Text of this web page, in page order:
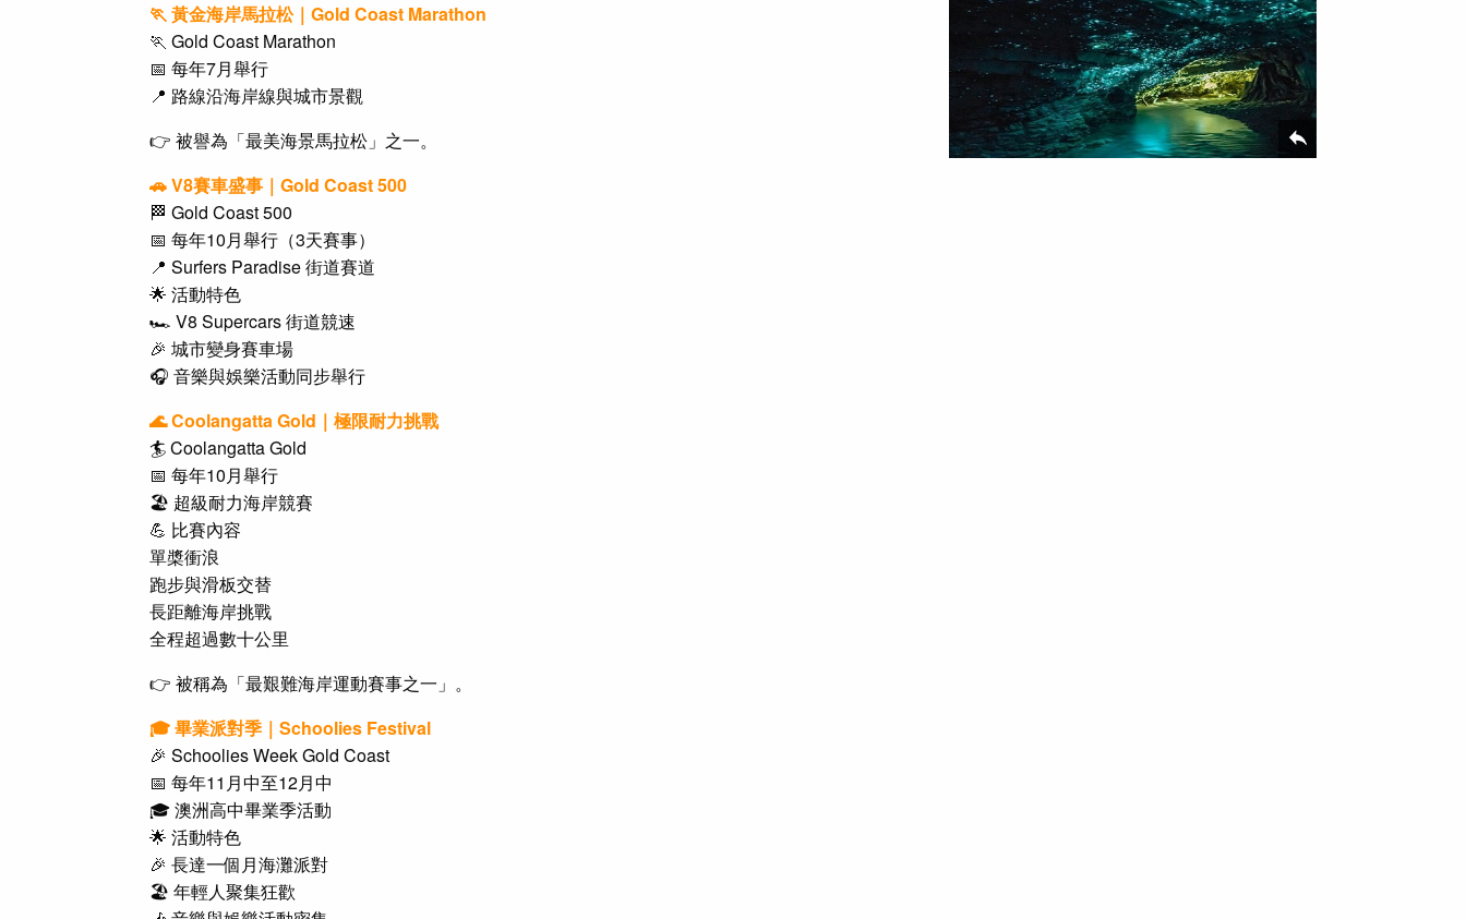
🏃 黃金海岸馬拉松｜Gold Coast Marathon
🏃 Gold Coast Marathon
📅 每年7月舉行
📍 路線沿海岸線與城市景觀
👉 被譽為「最美海景馬拉松」之一。
🚗 V8賽車盛事｜Gold Coast500
🏁 Gold Coast500
📅 每年10月舉行（3天賽事）
📍 Surfers Paradise 街道賽道
🌟 活動特色
🏎️ V8 Supercars 街道競速
🎉 城市變身賽車場
🎧 音樂與娛樂活動同步舉行
🌊 Coolangatta Gold｜極限耐力挑戰
🏄 Coolangatta Gold
📅 每年10月舉行
🏖️ 超級耐力海岸競賽
💪 比賽內容
單槳衝浪
跑步與滑板交替
長距離海岸挑戰
全程超過數十公里
👉 被稱為「最艱難海岸運動賽事之一」。
🎓 畢業派對季｜Schoolies Festival
🎉 Schoolies Week Gold Coast
📅 每年11月中至12月中
🎓 澳洲高中畢業季活動
🌟 活動特色
🎉 長達一個月海灘派對
🏖️ 年輕人聚集狂歡